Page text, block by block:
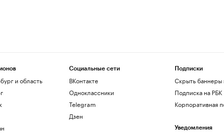
и область
Социальные сети
ВКонтакте
Одноклассники
Telegram
Дзен
Подписки
Скрыть баннеры
Подписка на РБК
Корпоративная
Уведомления